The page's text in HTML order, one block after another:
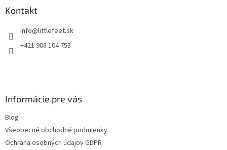
Kontakt
info@littlefeet.sk
+421 908 104 753
Informácie pre vás
Blog
Všeobecné obchodné podmienky
Ochrana osobných údajov GDPR